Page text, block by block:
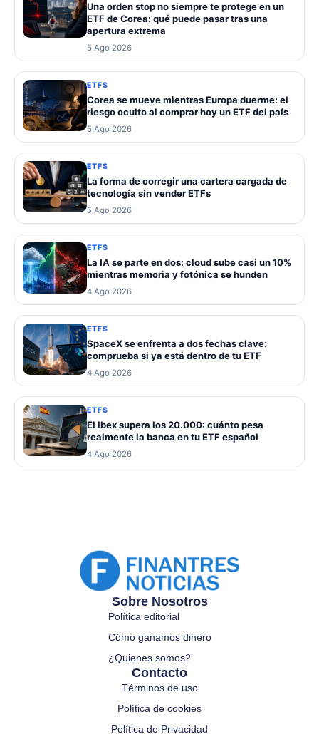
Una orden stop no siempre te protege en un
ETF de Corea: qué puede pasar tras una
apertura extrema
5 Ago 2026
ETFS
Corea se mueve mientras Europa duerme: el
riesgo oculto al comprar hoy un ETF del país
5 Ago 2026
ETFS
La forma de corregir una cartera cargada de
tecnología sin vender ETFs
5 Ago 2026
ETFS
La IA se parte en dos: cloud sube casi un 10%
mientras memoria y fotónica se hunden
4 Ago 2026
ETFS
SpaceX se enfrenta a dos fechas clave:
comprueba si ya está dentro de tu ETF
4 Ago 2026
ETFS
El Ibex supera los 20.000: cuánto pesa
realmente la banca en tu ETF español
4 Ago 2026
Sobre Nosotros
Política editorial
Cómo ganamos dinero
¿Quienes somos?
Contacto
Términos de uso
Política de cookies
Política de Privacidad